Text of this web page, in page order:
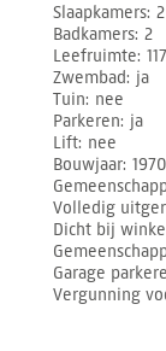
Slaapkamers 2
Badkamers 2
Leefruimte
Zwembad ja
Tuin nee
Parkeren ja
Lift nee
Bouwjaar 1970
Volledig
Dicht bij
Garage
Vergunning